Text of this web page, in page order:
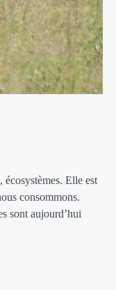
Elle est
consommons.
sont aujourd’hui